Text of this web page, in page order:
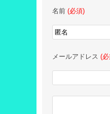
名前 (必須)
メールアドレス (